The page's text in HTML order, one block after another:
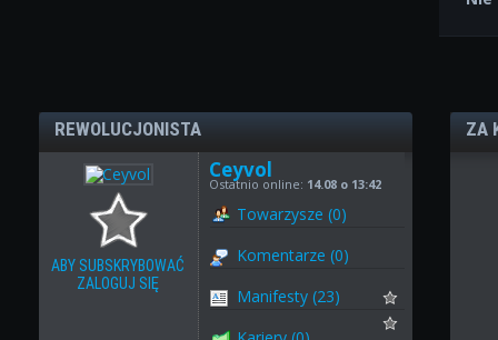
REWOLUCJONISTA
ABY SUBSKRYBOWAĆ
ZALOGUJ SIĘ
Ceyvol
Ostatnio online: 14.08 o 13:42
Towarzysze (0)
Komentarze (0)
Manifesty (23)
ZA